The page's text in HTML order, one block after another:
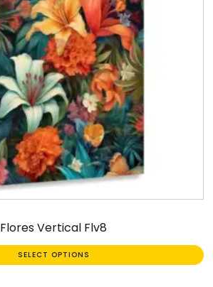
Flores Vertical Flv8
SELECT OPTIONS